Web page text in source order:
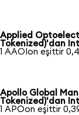
Applied
Tokenized)'dan
1 AAOIon eşittir
Apollo Global
Tokenized)'dan
1 APOon eşittir